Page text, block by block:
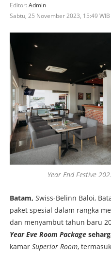
Editor: Admin
Sabtu, 25 November 2023, 15:49 WIB
Year End Festive
Batam, Swiss-Belinn Baloi,
paket spesial dalam rangka
dan menyambut tahun baru
Year Eve Room Package
kamar Superior Room,